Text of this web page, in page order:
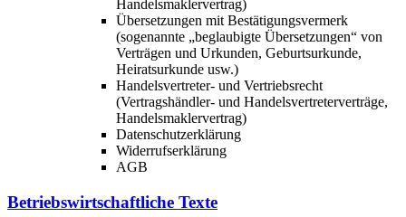
Handelsmaklervertrag)
Übersetzungen mit Bestätigungsvermerk
(sogenannte „beglaubigte Übersetzungen“ von
Verträgen und Urkunden, Geburtsurkunde,
Heiratsurkunde usw.)
Handelsvertreter- und Vertriebsrecht
(Vertragshändler- und Handelsvertreterverträge,
Handelsmaklervertrag)
Datenschutzerklärung
Widerrufserklärung
AGB
Betriebswirtschaftliche Texte